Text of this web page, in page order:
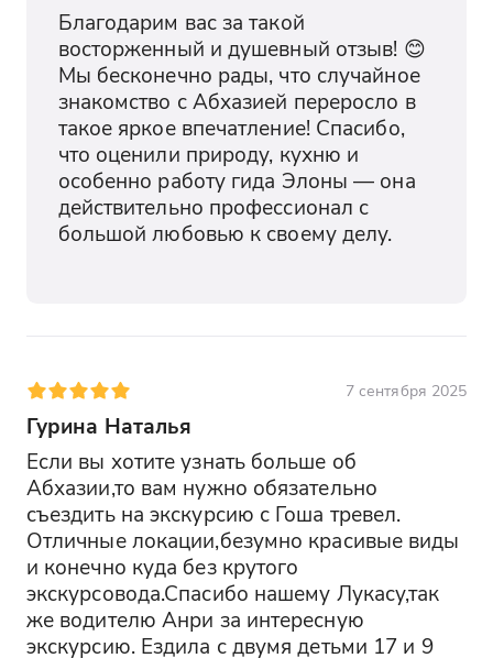
Благодарим вас за такой
восторженный и душевный отзыв! 😊
Мы бесконечно рады, что случайное
знакомство с Абхазией переросло в
такое яркое впечатление! Спасибо,
что оценили природу, кухню и
особенно работу гида Элоны — она
действительно профессионал с
большой любовью к своему делу.
7 сентября 2025
Гурина Наталья
Если вы хотите узнать больше об
Абхазии,то вам нужно обязательно
съездить на экскурсию с Гоша тревел.
Отличные локации,безумно красивые виды
и конечно куда без крутого
экскурсовода.Спасибо нашему Лукасу,так
же водителю Анри за интересную
экскурсию. Ездила с двумя детьми 17 и 9